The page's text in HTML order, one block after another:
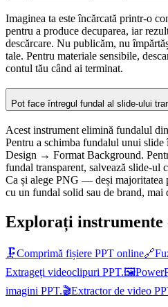
Imaginea ta este încărcată printr-o
pentru a produce decuparea, iar
descărcare. Nu publicăm, nu
tale. Pentru materiale sensibile,
contul tău când ai terminat.
Pot face întregul fundal al slide-ului
Acest instrument elimină fundalul
Pentru a schimba fundalul unui
Design → Format Background.
fundal transparent, salvează slide-
Ca și alege PNG — deși majoritatea
cu un fundal solid sau de brand, mai
Explorați instrumente
🗜️Comprimă fișiere PPT online🔗
Extrageți videoclipuri PPT.🖼️
imagini PPT.🎬Extractor de video